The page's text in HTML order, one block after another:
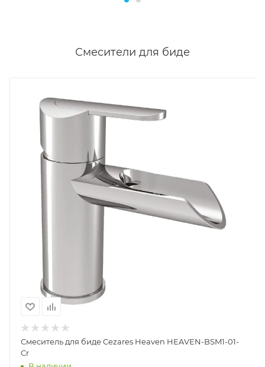
Смесители для биде
Смеситель для биде Cezares Heaven HEAVEN-BSM1-01-
Cr